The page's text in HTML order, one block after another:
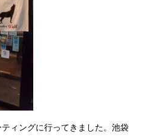
ィングに行ってきました。池袋